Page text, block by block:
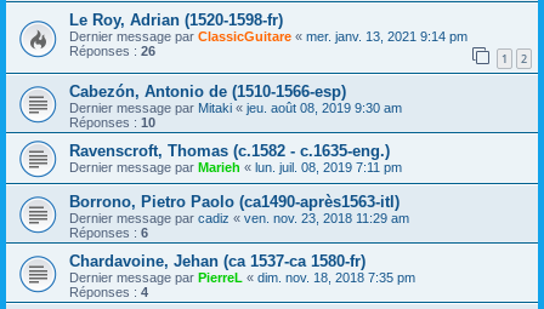
Le Roy, Adrian (1520-1598-fr)
Dernier message par ClassicGuitare « mer. janv. 13, 2021 9:14 pm
Réponses : 26 1 2
Cabezón, Antonio de (1510-1566-esp)
Dernier message par Mitaki « jeu. août 08, 2019 9:30 am
Réponses : 10
Ravenscroft, Thomas (c.1582 - c.1635-eng.)
Dernier message par Marieh « lun. juil. 08, 2019 7:11 pm
Borrono, Pietro Paolo (ca1490-après1563-itl)
Dernier message par cadiz « ven. nov. 23, 2018 11:29 am
Réponses : 6
Chardavoine, Jehan (ca 1537-ca 1580-fr)
Dernier message par PierreL « dim. nov. 18, 2018 7:35 pm
Réponses : 4